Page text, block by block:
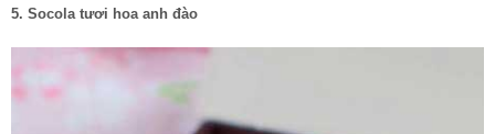
5. Socola tươi hoa anh đào